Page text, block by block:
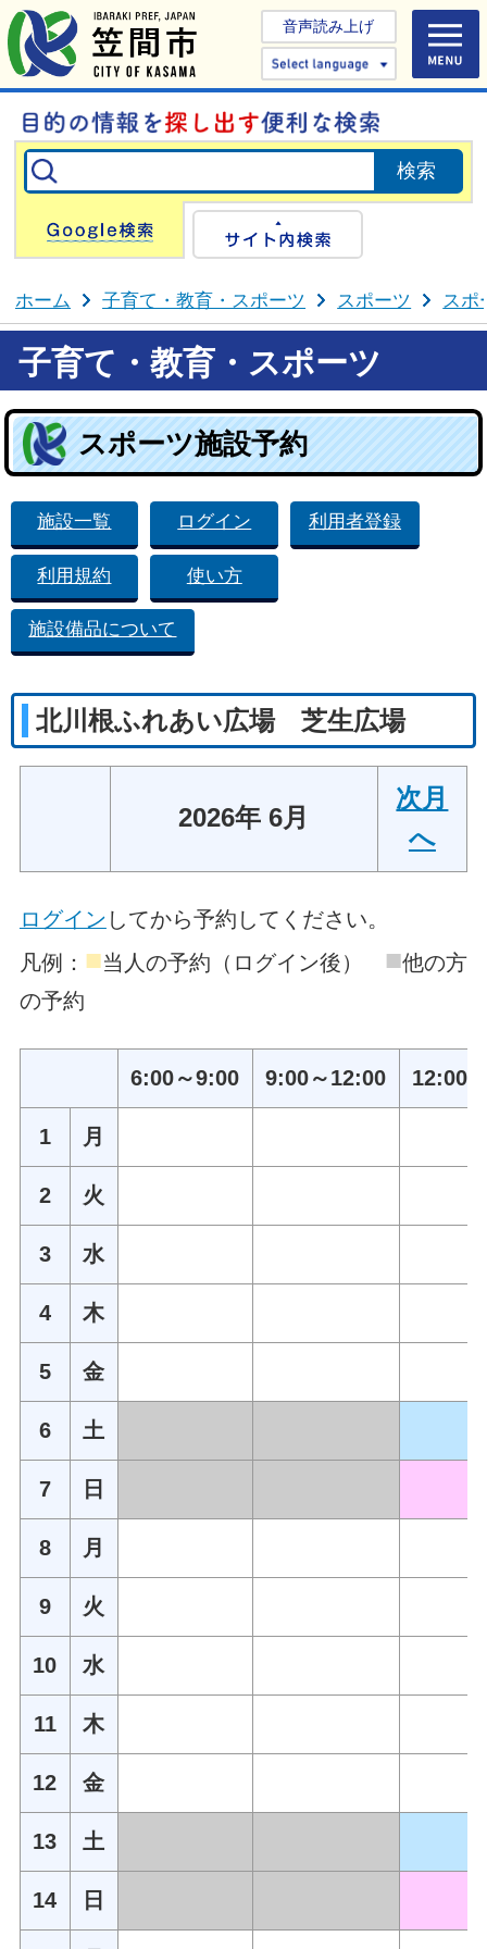
音声読み上げ
Select
Google検索
ホーム 子育て・教育・スポーツ スポーツ スポ
子育て・教育・スポーツ
スポーツ施設予約
施設一覧 ログイン 利用者登録
利用規約 使い方
施設備品について
北川根ふれあい広場 芝生広場
2026年 6月
次月
へ
ログイン してから予約してください。
凡例： ■当人の予約（ログイン後） ■他の方
の予約
6:00～9:00 9:00～12:00 12:00
1 月
2 火
3 水
4 木
5 金
6 土
7 日
8 月
9 火
10 水
11 木
12 金
13 土
14 日